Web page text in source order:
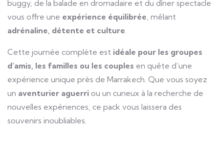
buggy, de la balade en dromadaire et du dîner spectacle
vous offre une expérience équilibrée, mêlant
adrénaline, détente et culture.
Cette journée complète est idéale pour les groupes
d’amis, les familles ou les couples en quête d’une
expérience unique près de Marrakech. Que vous soyez
un aventurier aguerri ou un curieux à la recherche de
nouvelles expériences, ce pack vous laissera des
souvenirs inoubliables.